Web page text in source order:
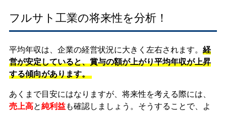
フルサト工業の将来性を分析！
平均年収は、企業の経営状況に大きく左右されます。 経
営が安定していると、賞与の額が上がり平均年収が上昇
する傾向があります。
あくまで目安にはなりますが、将来性を考える際には、
売上高と純利益も確認しましょう。そうすることで、よ